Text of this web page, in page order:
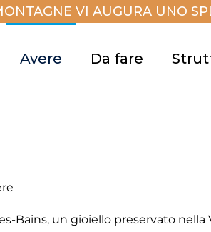
VI AUGURA UNO
Avere Da fare
un gioiello preservato nella